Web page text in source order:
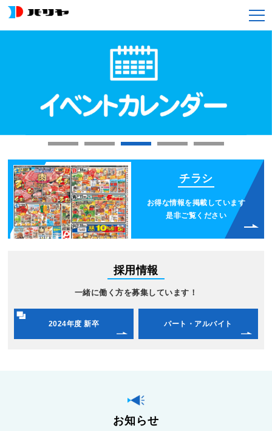
チラシ
お得な情報を掲載しています
是非ご覧ください
採用情報
一緒に働く方を募集しています！
2024年度 新卒 パート・アルバイト
お知らせ